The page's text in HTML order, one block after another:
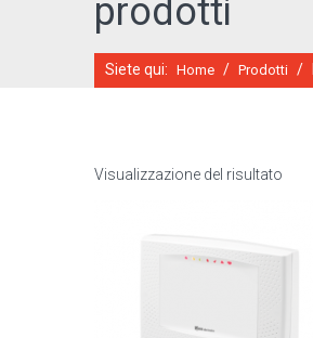
prodotti
Siete qui: Home / Prodotti /
Visualizzazione del risultato